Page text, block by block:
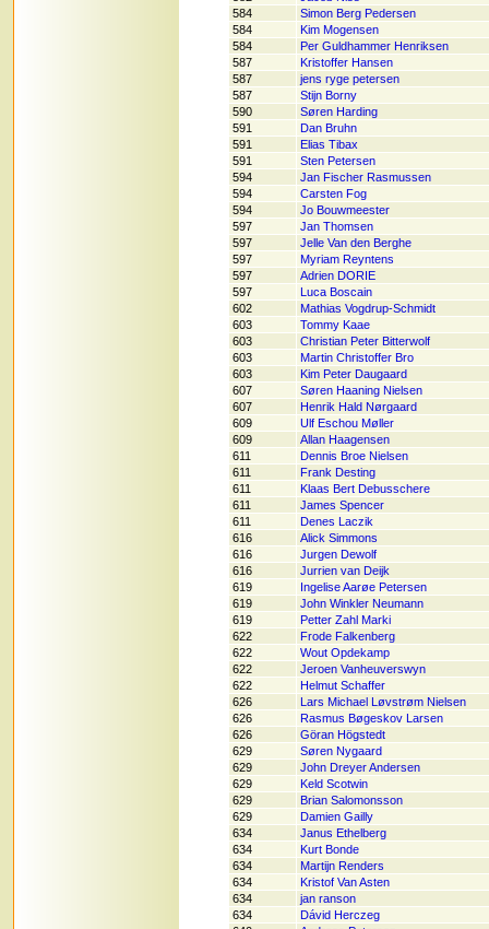
584
Simon Berg Pedersen
584
Kim Mogensen
584
Per Guldhammer Henriksen
587
Kristoffer Hansen
587
jens ryge petersen
587
Stijn Borny
590
Søren Harding
591
Dan Bruhn
591
Elias Tibax
591
Sten Petersen
594
Jan Fischer Rasmussen
594
Carsten Fog
594
Jo Bouwmeester
597
Jan Thomsen
597
Jelle Van den Berghe
597
Myriam Reyntens
597
Adrien DORIE
597
Luca Boscain
602
Mathias Vogdrup-Schmidt
603
Tommy Kaae
603
Christian Peter Bitterwolf
603
Martin Christoffer Bro
603
Kim Peter Daugaard
607
Søren Haaning Nielsen
607
Henrik Hald Nørgaard
609
Ulf Eschou Møller
609
Allan Haagensen
611
Dennis Broe Nielsen
611
Frank Desting
611
Klaas Bert Debusschere
611
James Spencer
611
Denes Laczik
616
Alick Simmons
616
Jurgen Dewolf
616
Jurrien van Deijk
619
Ingelise Aarøe Petersen
619
John Winkler Neumann
619
Petter Zahl Marki
622
Frode Falkenberg
622
Wout Opdekamp
622
Jeroen Vanheuverswyn
622
Helmut Schaffer
626
Lars Michael Løvstrøm Nielsen
626
Rasmus Bøgeskov Larsen
626
Göran Högstedt
629
Søren Nygaard
629
John Dreyer Andersen
629
Keld Scotwin
629
Brian Salomonsson
629
Damien Gailly
634
Janus Ethelberg
634
Kurt Bonde
634
Martijn Renders
634
Kristof Van Asten
634
jan ranson
634
Dávid Herczeg